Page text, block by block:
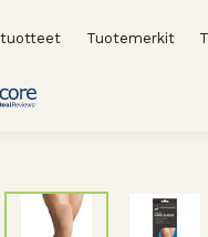
Tuotemerkit